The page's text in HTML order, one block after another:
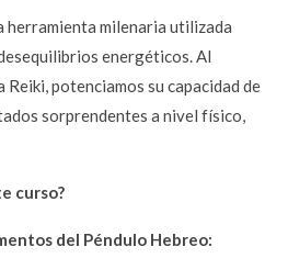
herramienta milenaria utilizada
energéticos. Al
potenciamos su capacidad de
sorprendentes a nivel físico,
curso?
del Péndulo Hebreo: